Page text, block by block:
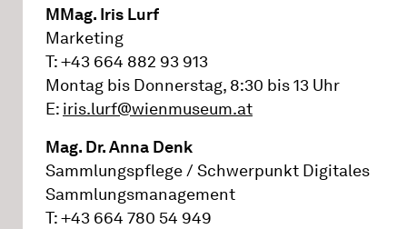
MMag. Iris Lurf
Marketing
T: +43 664 882 93 913
Montag bis Donnerstag, 8:30 bis 13 Uhr
E: iris.lurf@wienmuseum.at
Mag. Dr. Anna Denk
Sammlungspflege / Schwerpunkt Digitales
Sammlungsmanagement
T: +43 664 780 54 949